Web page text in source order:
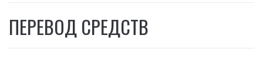
ПЕРЕВОД СРЕДСТВ